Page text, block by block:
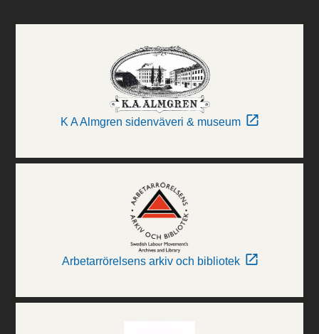
K A Almgren sidenväveri & museum
Arbetarrörelsens arkiv och bibliotek